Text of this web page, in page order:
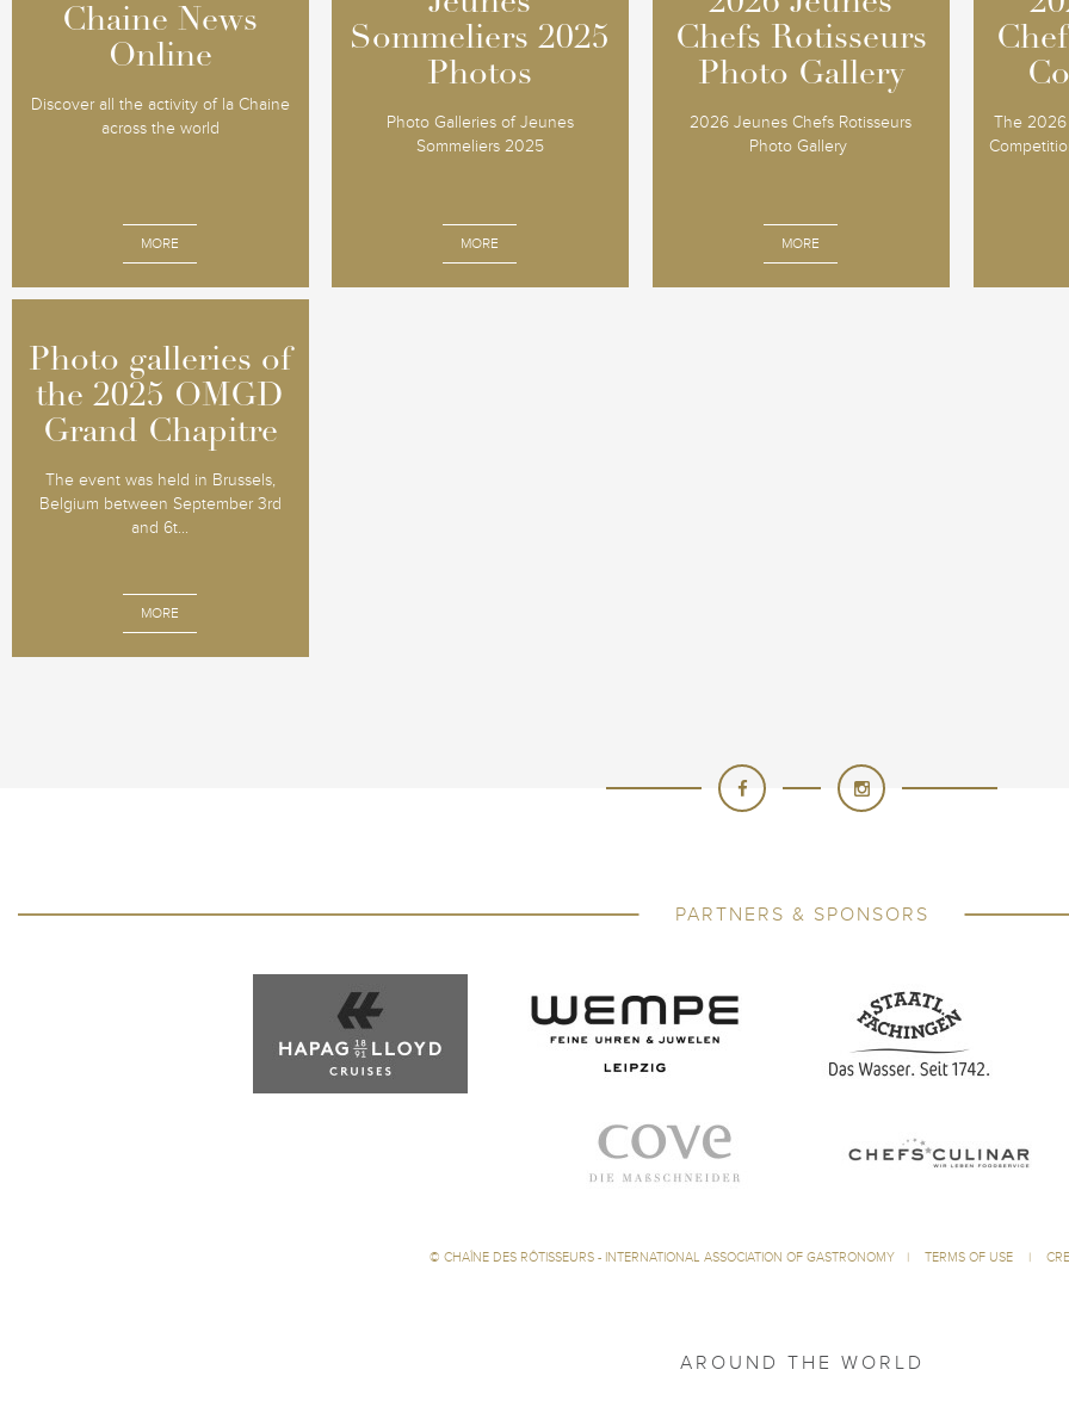
Chaine News
Online
Discover all the activity of la Chaine
across the world
MORE
Chaine News
Online
Sommeliers 2025
Photos
Photo Galleries of Jeunes
Sommeliers 2025
MORE
Sommeliers 2025
Photos
Chefs Rotisseurs
Photo Gallery
2026 Jeunes Chefs Rotisseurs
Photo Gallery
MORE
Chefs Rotisseurs
Photo Gallery
The 2026
Photo galleries of
the 2025 OMGD
Grand Chapitre
The event was held in Brussels,
Belgium between September 3rd
and 6t...
MORE
Photo galleries of
the 2025 OMGD
Grand Chapitre
PARTNERS & SPONSORS
© CHAÎNE DES RÔTISSEURS - INTERNATIONAL ASSOCIATION OF GASTRONOMY | TERMS OF USE |
AROUND THE WORLD